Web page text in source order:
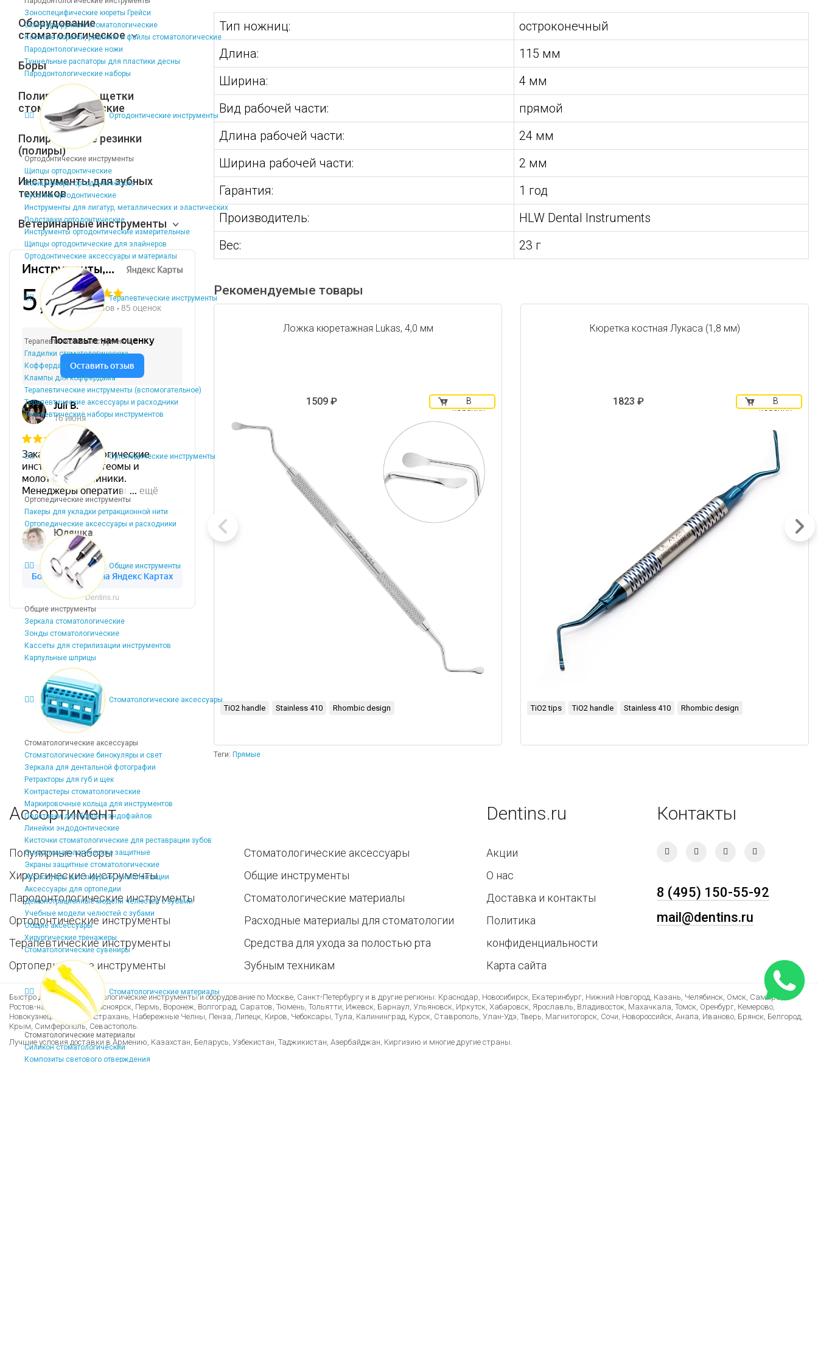
Зоноспецифические кюреты Грейси
Скейлеры ручные стоматологические
Костные кюретки, рашпили и файлы стоматологические
Пародонтологические ножи
Туннельные распаторы для пластики десны
Пародонтологические наборы
Ортодонтические инструменты
Ортодонтические инструменты
Щипцы ортодонтические
Позиционеры ортодонтические
Кусачки ортодонтические
Инструменты для лигатур, металлических и эластических
Подставки ортодонтические
Инструменты ортодонтические измерительные
Щипцы ортодонтические для элайнеров
Ортодонтические аксессуары и материалы
Терапевтические инструменты
Терапевтические инструменты
Гладилки стоматологические
Коффердам
Клампы для коффердама
Терапевтические инструменты (вспомогательное)
Терапевтические аксессуары и расходники
Терапевтические наборы инструментов
Ортопедические инструменты
Ортопедические инструменты
Пакеры для укладки ретракционной нити
Ортопедические аксессуары и расходники
Общие инструменты
Общие инструменты
Зеркала стоматологические
Зонды стоматологические
Кассеты для стерилизации инструментов
Карпульные шприцы
Стоматологические аксессуары
Стоматологические аксессуары
Стоматологические бинокуляры и свет
Зеркала для дентальной фотографии
Ретракторы для губ и щек
Контрастеры стоматологические
Маркировочные кольца для инструментов
Подставки для боров и эндофайлов
Линейки эндодонтические
Кисточки стоматологические для реставрации зубов
Очки стоматологические защитные
Экраны защитные стоматологические
Аксессуары для хирургии и имплантации
Аксессуары для ортопедии
Демонстрационные модели челюстей с зубами
Учебные модели челюстей с зубами
Общие аксессуары
Хирургические тренажеры
Стоматологические сувениры
Стоматологические материалы
Стоматологические материалы
Силикон стоматологический
Композиты светового отверждения
Оборудование
стоматологическое
Боры
Полировочные щетки
стоматологические
Полировочные резинки
(полиры)
Инструменты для зубных
техников
Ветеринарные инструменты
Dentins.ru
Тип ножниц:
остроконечный
Длина:
115 мм
Ширина:
4 мм
Вид рабочей части:
прямой
Длина рабочей части:
24 мм
Ширина рабочей части:
2 мм
Гарантия:
1 год
Производитель:
HLW Dental Instruments
Вес:
23 г
Рекомендуемые товары
Ложка кюретажная Lukas, 4,0 мм
1509 ₽
В
корзину
TiO2 handle Stainless 410 Rhombic design
Кюретка костная Лукаса (1,8 мм)
1823 ₽
В
корзину
TiO2 tips TiO2 handle Stainless 410 Rhombic design
Теги: Прямые
Ассортимент
Популярные наборы
Хирургические инструменты
Пародонтологические инструменты
Ортодонтические инструменты
Терапевтические инструменты
Ортопедические инструменты
Стоматологические аксессуары
Общие инструменты
Стоматологические материалы
Расходные материалы для стоматологии
Средства для ухода за полостью рта
Зубным техникам
Dentins.ru
Акции
О нас
Доставка и контакты
Политика
конфиденциальности
Карта сайта
Контакты
8 (495) 150-55-92
mail@dentins.ru
Быстро доставим стоматологические инструменты и оборудование по Москве, Санкт-Петербургу и в другие регионы: Краснодар, Новосибирск, Екатеринбург, Нижний Новгород, Казань, Челябинск, Омск, Самара,
Ростов-на-Дону, Уфа, Красноярск, Пермь, Воронеж, Волгоград, Саратов, Тюмень, Тольятти, Ижевск, Барнаул, Ульяновск, Иркутск, Хабаровск, Ярославль, Владивосток, Махачкала, Томск, Оренбург, Кемерово,
Новокузнецк, Рязань, Астрахань, Набережные Челны, Пенза, Липецк, Киров, Чебоксары, Тула, Калининград, Курск, Ставрополь, Улан-Удэ, Тверь, Магнитогорск, Сочи, Новороссийск, Анапа, Иваново, Брянск, Белгород,
Крым, Симферополь, Севастополь.
Лучшие условия доставки в Армению, Казахстан, Беларусь, Узбекистан, Таджикистан, Азербайджан, Киргизию и многие другие страны.